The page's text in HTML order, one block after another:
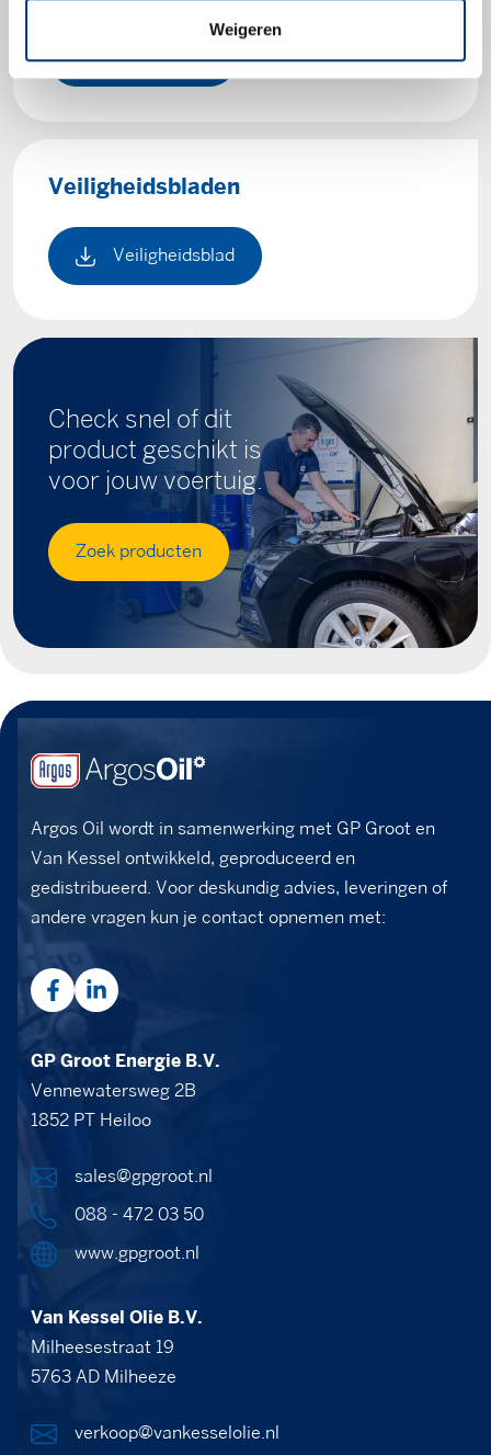
Weigeren
Productblad
Veiligheidsbladen
Veiligheidsblad
Check snel of dit
product geschikt is
voor jouw voertuig.
Zoek producten
Argos Oil wordt in samenwerking met GP Groot en
Van Kessel ontwikkeld, geproduceerd en
gedistribueerd. Voor deskundig advies, leveringen of
andere vragen kun je contact opnemen met:
GP Groot Energie B.V.
Vennewatersweg 2B
1852 PT Heiloo
sales@gpgroot.nl
088 - 472 03 50
www.gpgroot.nl
Van Kessel Olie B.V.
Milheesestraat 19
5763 AD Milheeze
verkoop@vankesselolie.nl